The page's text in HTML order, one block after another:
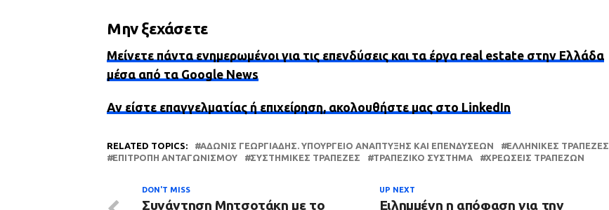
Μην ξεχάσετε
Μείνετε πάντα ενημερωμένοι για τις επενδύσεις και τα έργα real estate στην Ελλάδα
μέσα από τα Google News
Αν είστε επαγγελματίας ή επιχείρηση, ακολουθήστε μας στο LinkedIn
RELATED TOPICS: ΆΔΩΝΙΣ ΓΕΩΡΓΙΆΔΗΣ. ΥΠΟΥΡΓΕΊΟ ΑΝΆΠΤΥΞΗΣ ΚΑΙ ΕΠΕΝΔΎΣΕΩΝ
ΕΛΛΗΝΙΚΈΣ ΤΡΆΠΕΖΕΣ
ΕΠΙΤΡΟΠΉ ΑΝΤΑΓΩΝΙΣΜΟΎ
ΣΥΣΤΗΜΙΚΈΣ ΤΡΆΠΕΖΕΣ ΤΡΑΠΕΖΙΚΌ ΣΎΣΤΗΜΑ ΧΡΕΏΣΕΙΣ ΤΡΑΠΕΖΏΝ
UP NEXT
Ειλημμένη η απόφαση για την
DON'T MISS
Συνάντηση Μητσοτάκη με το